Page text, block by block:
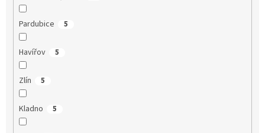
Pardubice 5
Havířov 5
Zlín 5
Kladno 5